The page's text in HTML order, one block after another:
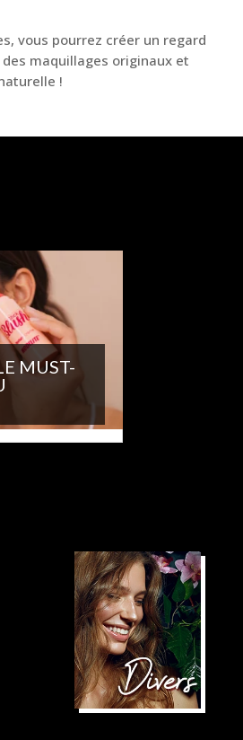
vous pourrez créer un regard
maquillages originaux et
!
MUST-